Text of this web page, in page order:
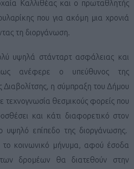
Καλλιθέας και ο πρωταθλητής
που για ακόμη μια χρονιά
τη διοργάνωση.
υψηλά στάνταρτ ασφάλειας και
ανέφερε ο υπεύθυνος της
Διαβολίτσης, η σύμπραξη του Δήμου
τεχνογνωσία θεσμικούς φορείς που
και κάτι διαφορετικό στον
υψηλό επίπεδο της διοργάνωσης.
το κοινωνικό μήνυμα, αφού έσοδα
δρομέων θα διατεθούν στην